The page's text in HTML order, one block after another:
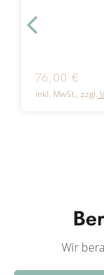
76,00 €
inkl. MwSt., zzgl.
Wir